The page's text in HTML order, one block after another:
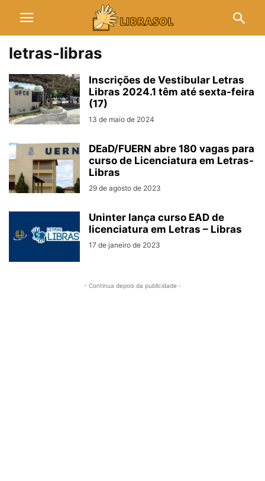
letras-libras
Inscrições de Vestibular Letras
Libras 2024.1 têm até sexta-feira
(17)
13 de maio de 2024
DEaD/FUERN abre 180 vagas para
curso de Licenciatura em Letras-
Libras
29 de agosto de 2023
Uninter lança curso EAD de
licenciatura em Letras – Libras
17 de janeiro de 2023
- Continua depois da publicidade -